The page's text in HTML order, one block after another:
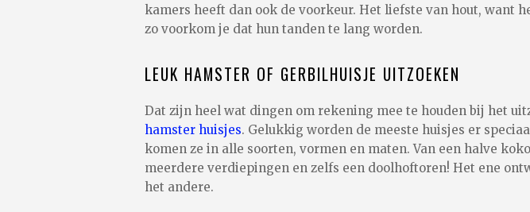
kamers heeft dan ook de voorkeur. Het liefste van hout, want
zo voorkom je dat hun tanden te lang worden.
LEUK HAMSTER OF GERBILHUISJE UITZOEKEN
Dat zijn heel wat dingen om rekening mee te houden bij het
hamster huisjes. Gelukkig worden de meeste huisjes er
komen ze in alle soorten, vormen en maten. Van een halve
meerdere verdiepingen en zelfs een doolhoftoren! Het ene
het andere.